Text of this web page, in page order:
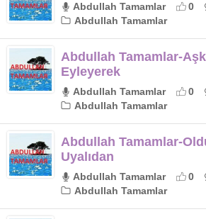
Abdullah Tamamlar 0
Abdullah Tamamlar
Abdullah Tamamlar-
Eyleyerek
Abdullah Tamamlar 0
Abdullah Tamamlar
Abdullah Tamamlar-
Uyalıdan
Abdullah Tamamlar 0
Abdullah Tamamlar